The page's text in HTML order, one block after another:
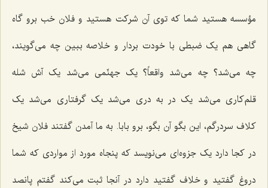
مؤسسه هستید شما که توی آن شرکت هستید و فلان خب برو گاه
گاهی هم یک ضبطی با خودت بردار و خلاصه ببین چه می‌گویند،
چه می‌شد؟ چه می‌شد واقعاً؟ یک جهنّمی می‌شد یک آش شله
قلم‌کاری می‌شد یک در به دری می‌شد یک گرفتاری می‌شد یک
کلاف سردرگم، این بگو آن بگو، برو بابا. به ما آمدن گفتند فلان شیخ
در کجا دارد یک جزوه‌ای می‌نویسد که پنجاه مورد از مواردی که شما
دروغ گفتید و خلاف گفتید دارد در آنجا ثبت می‌کند گفتم پانصد